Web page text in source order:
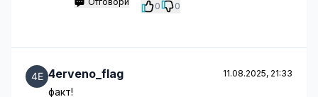
0 0
4erveno_flag 11.08.2025, 21:33
факт!